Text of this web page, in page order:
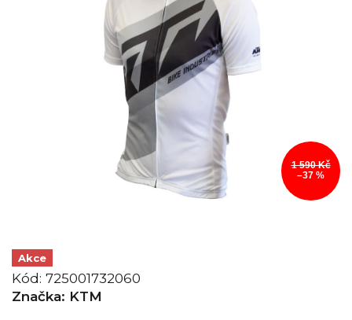
1 590 Kč
–37 %
Akce
Kód: 725001732060
Značka: KTM